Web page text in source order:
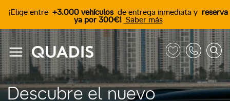
¡Elige entre +3.000 vehículos de entrega inmediata y reserva
ya por 300€! Saber más
Descubre el nuevo